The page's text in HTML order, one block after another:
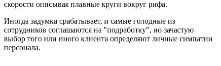
скорости описывая плавные круги вокруг рифа.
Иногда задумка срабатывает, и самые голодные из
сотрудников соглашаются на "подработку", но зачастую
выбор того или иного клиента определяют личные симпатии
персонала.